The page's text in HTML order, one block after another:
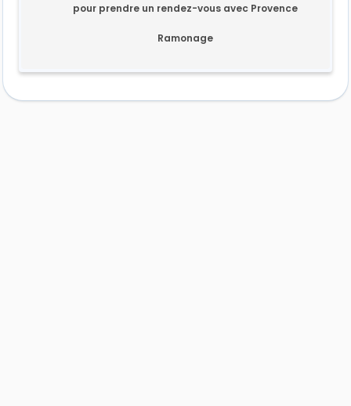
pour prendre un rendez-vous avec Provence
Ramonage